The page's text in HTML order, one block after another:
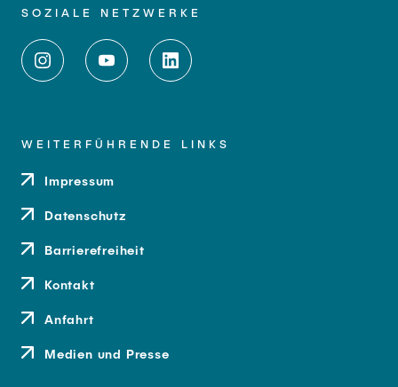
SOZIALE NETZWERKE
WEITERFÜHRENDE LINKS
Impressum
Datenschutz
Barrierefreiheit
Kontakt
Anfahrt
Medien und Presse